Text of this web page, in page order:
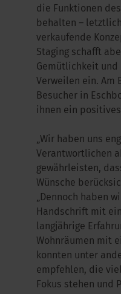
die Funktionen
behalten –
verkaufende
Staging schafft
Gemütlichkeit und
Verweilen ein. Am
Besucher in
ihnen ein
„Wir haben uns
Verantwortlichen
gewährleisten,
Wünsche
„Dennoch haben
Handschrift mit
langjährige
Wohnräumen mit
konnten unter
empfehlen, die
Fokus stehen und